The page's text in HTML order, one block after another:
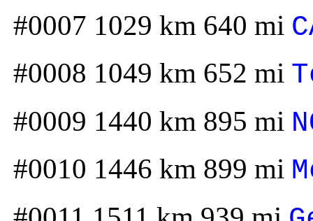
#0007 1029 km 640 mi
#0008 1049 km 652 mi
#0009 1440 km 895 mi
#0010 1446 km 899 mi